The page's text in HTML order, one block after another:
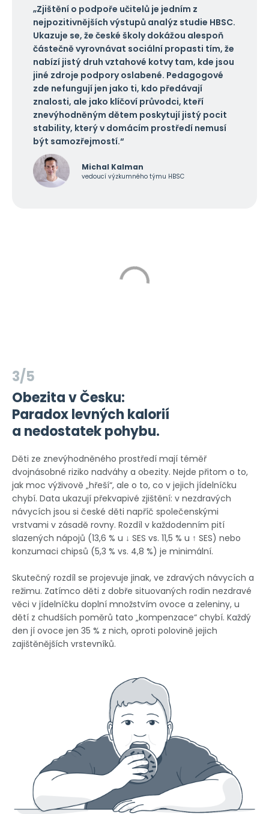
„Zjištění o podpoře učitelů je jedním z
nejpozitivnějších výstupů analýz studie HBSC.
Ukazuje se, že české školy dokážou alespoň
částečně vyrovnávat sociální propasti tím, že
nabízí jistý druh vztahové kotvy tam, kde jsou
jiné zdroje podpory oslabené. Pedagogové
zde nefungují jen jako ti, kdo předávají
znalosti, ale jako klíčoví průvodci, kteří
znevýhodněným dětem poskytují jistý pocit
stability, který v domácím prostředí nemusí
být samozřejmostí.“
Michal Kalman
vedoucí výzkumného týmu HBSC
3/5
Obezita v Česku:
Paradox levných kalorií
a nedostatek pohybu.
Děti ze znevýhodněného prostředí mají téměř
dvojnásobné riziko nadváhy a obezity. Nejde přitom o to,
jak moc výživově „hřeší“, ale o to, co v jejich jídelníčku
chybí. Data ukazují překvapivé zjištění: v nezdravých
návycích jsou si české děti napříč společenskými
vrstvami v zásadě rovny. Rozdíl v každodenním pití
slazených nápojů (13,6 % u ↓ SES vs. 11,5 % u ↑ SES) nebo
konzumaci chipsů (5,3 % vs. 4,8 %) je minimální.
Skutečný rozdíl se projevuje jinak, ve zdravých návycích a
režimu. Zatímco děti z dobře situovaných rodin nezdravé
věci v jídelníčku doplní množstvím ovoce a zeleniny, u
dětí z chudších poměrů tato „kompenzace“ chybí. Každý
den jí ovoce jen 35 % z nich, oproti polovině jejich
zajištěnějších vrstevníků.